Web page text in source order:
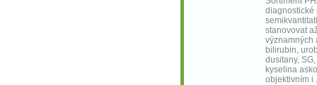
diagnostické
stanovovat
významných
bilirubin,
dusitany,
kyselina
objektivním i